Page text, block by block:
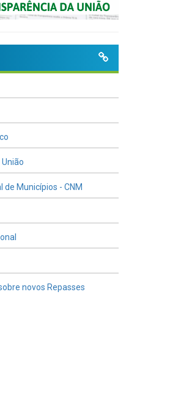
Municípios - CNM
novos Repasses